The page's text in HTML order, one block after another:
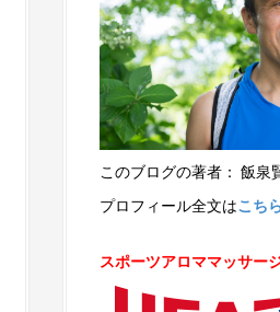
このブログの著者： 飯泉
プロフィール全文はこち
スポーツアロママッサー